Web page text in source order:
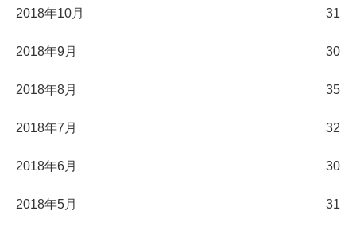
2018年10月 31
2018年9月 30
2018年8月 35
2018年7月 32
2018年6月 30
2018年5月 31